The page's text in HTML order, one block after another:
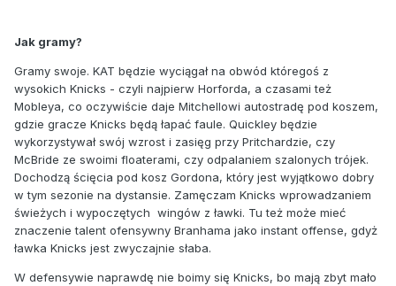
Jak gramy?
Gramy swoje. KAT będzie wyciągał na obwód któregoś z
wysokich Knicks - czyli najpierw Horforda, a czasami też
Mobleya, co oczywiście daje Mitchellowi autostradę pod koszem,
gdzie gracze Knicks będą łapać faule. Quickley będzie
wykorzystywał swój wzrost i zasięg przy Pritchardzie, czy
McBride ze swoimi floaterami, czy odpalaniem szalonych trójek.
Dochodzą ścięcia pod kosz Gordona, który jest wyjątkowo dobry
w tym sezonie na dystansie. Zamęczam Knicks wprowadzaniem
świeżych i wypoczętych wingów z ławki. Tu też może mieć
znaczenie talent ofensywny Branhama jako instant offense, gdyż
ławka Knicks jest zwyczajnie słaba.
W defensywie naprawdę nie boimy się Knicks, bo mają zbyt mało